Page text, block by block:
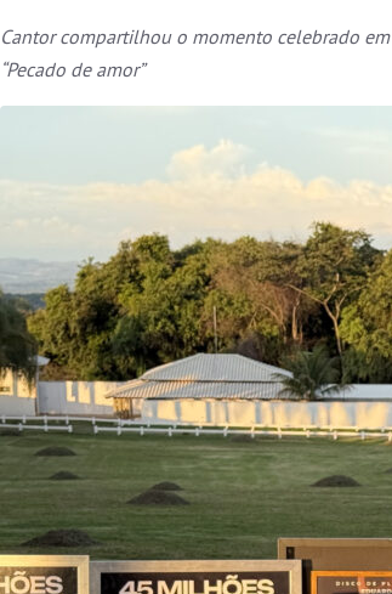
Cantor compartilhou o momento celebrado
“Pecado de amor”